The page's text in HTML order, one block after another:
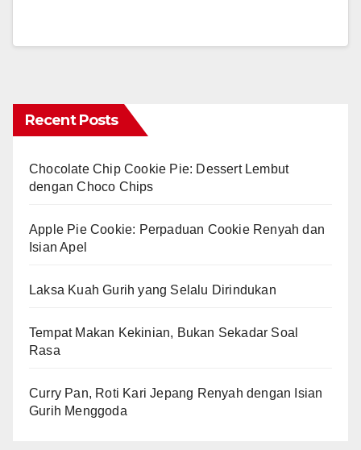
Recent Posts
Chocolate Chip Cookie Pie: Dessert Lembut
dengan Choco Chips
Apple Pie Cookie: Perpaduan Cookie Renyah dan
Isian Apel
Laksa Kuah Gurih yang Selalu Dirindukan
Tempat Makan Kekinian, Bukan Sekadar Soal
Rasa
Curry Pan, Roti Kari Jepang Renyah dengan Isian
Gurih Menggoda